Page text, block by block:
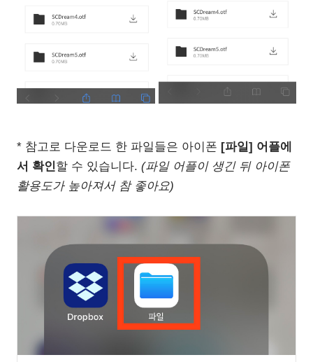
* 참고로 다운로드 한 파일들은 아이폰 [파일] 어플에
서 확인할 수 있습니다. (파일 어플이 생긴 뒤 아이폰
활용도가 높아져서 참 좋아요)